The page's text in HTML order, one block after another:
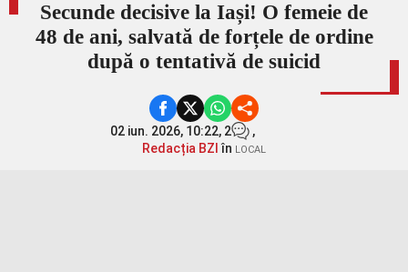
Secunde decisive la Iași! O femeie de
48 de ani, salvată de forțele de ordine
după o tentativă de suicid
02 iun. 2026, 10:22, 2
,
Redacția BZI în LOCAL